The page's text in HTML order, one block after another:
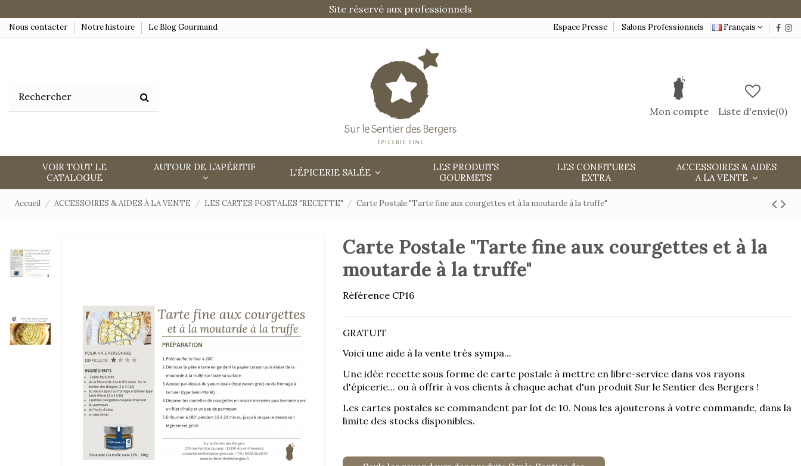
Site réservé aux professionnels
Nous contacter Notre histoire Le Blog Gourmand Espace Presse Salons Professionnels Français
Mon compte Liste d'envie(0)
VOIR TOUT LE
CATALOGUE
AUTOUR DE L’APÉRITIF L'ÉPICERIE SALÉE
LES PRODUITS
GOURMETS
LES CONFITURES
EXTRA
ACCESSOIRES & AIDES
A LA VENTE
Accueil ACCESSOIRES & AIDES À LA VENTE LES CARTES POSTALES "RECETTE" Carte Postale "Tarte fine aux courgettes et à la moutarde à la truffe"
Carte Postale "Tarte fine aux courgettes et à la
moutarde à la truffe"
Référence CP16
GRATUIT
Voici une aide à la vente très sympa...
Une idée recette sous forme de carte postale à mettre en libre-service dans vos rayons
d'épicerie... ou à offrir à vos clients à chaque achat d'un produit Sur le Sentier des Bergers !
Les cartes postales se commandent par lot de 10. Nous les ajouterons à votre commande, dans la
limite des stocks disponibles.